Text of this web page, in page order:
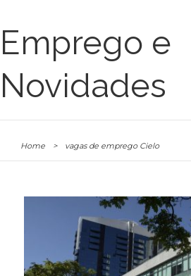
Emprego e
Novidades
Home > vagas de emprego Cielo